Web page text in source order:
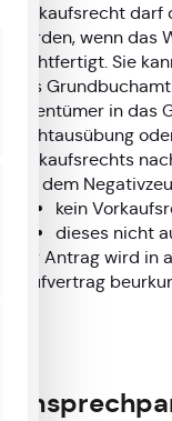
Vorkaufsrecht
werden, wenn das
rechtfertigt. Sie
Das
Eigentümer in das
Nichtausübung
Vorkaufsrechts
Mit dem
kein
dieses nicht
Der Antrag wird in
Kaufvertrag